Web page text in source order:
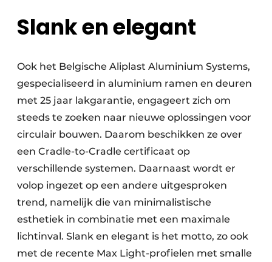
Slank en elegant
Ook het Belgische Aliplast Aluminium Systems,
gespecialiseerd in aluminium ramen en deuren
met 25 jaar lakgarantie, engageert zich om
steeds te zoeken naar nieuwe oplossingen voor
circulair bouwen. Daarom beschikken ze over
een Cradle-to-Cradle certificaat op
verschillende systemen. Daarnaast wordt er
volop ingezet op een andere uitgesproken
trend, namelijk die van minimalistische
esthetiek in combinatie met een maximale
lichtinval. Slank en elegant is het motto, zo ook
met de recente Max Light-profielen met smalle